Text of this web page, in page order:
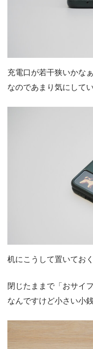
充電口が若干狭いかな
なのであまり気にしてい
机にこうして置いてお
閉じたままで「おサイ
なんですけど小さい小